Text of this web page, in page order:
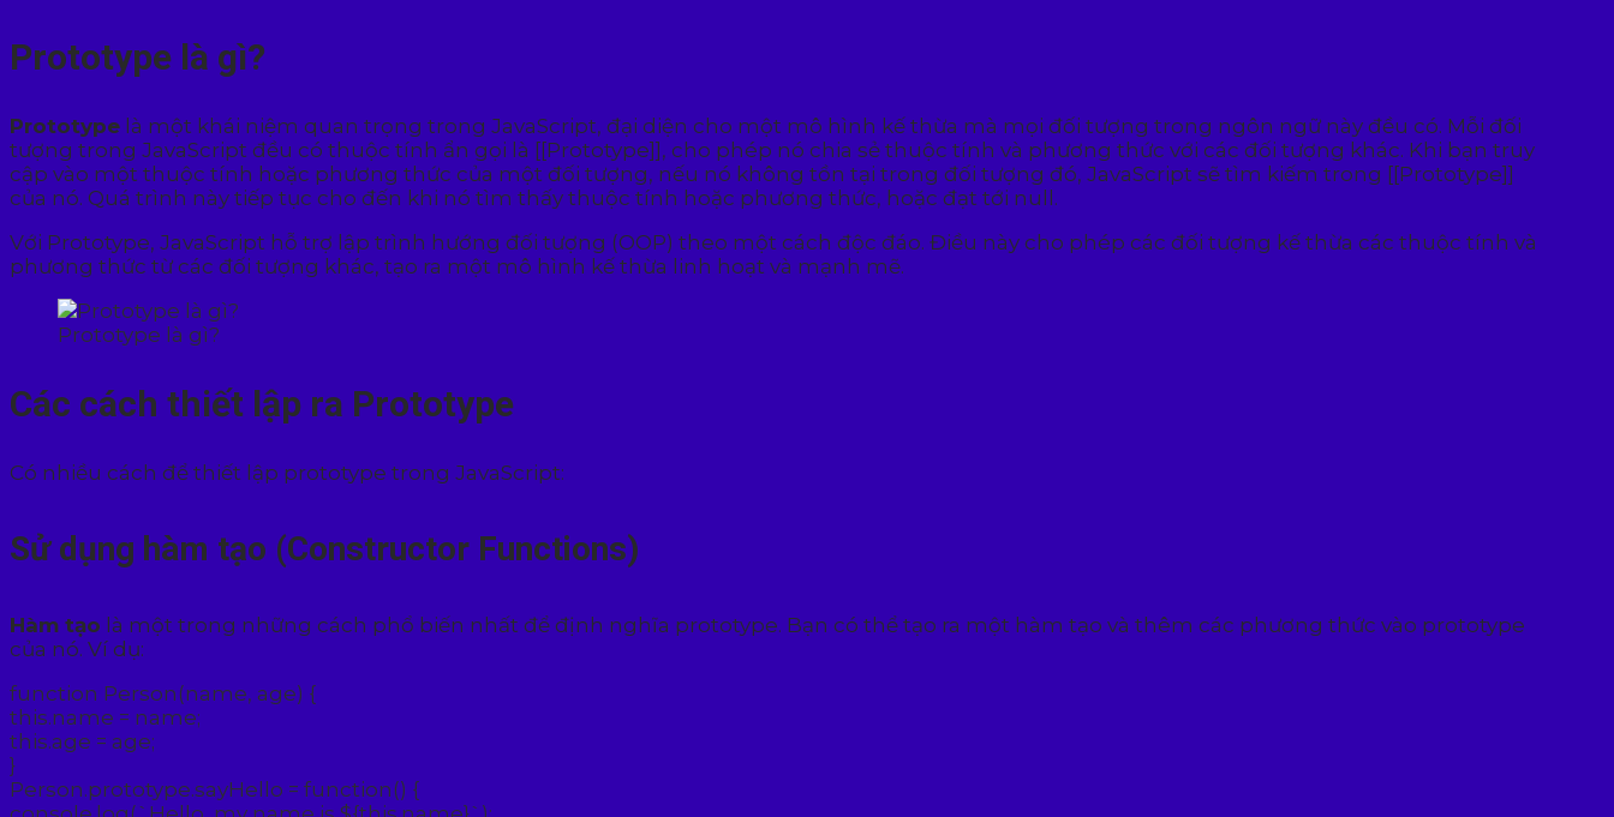
Prototype là gì?
Prototype là một khái niệm quan trọng trong JavaScript, đại diện cho một mô hình kế thừa mà mọi đối tượng trong ngôn ngữ này đều có. Mỗi đối
tượng trong JavaScript đều có thuộc tính ẩn gọi là [[Prototype]], cho phép nó chia sẻ thuộc tính và phương thức với các đối tượng khác. Khi bạn truy
cập vào một thuộc tính hoặc phương thức của một đối tượng, nếu nó không tồn tại trong đối tượng đó, JavaScript sẽ tìm kiếm trong [[Prototype]]
của nó. Quá trình này tiếp tục cho đến khi nó tìm thấy thuộc tính hoặc phương thức, hoặc đạt tới null.
Với Prototype, JavaScript hỗ trợ lập trình hướng đối tượng (OOP) theo một cách độc đáo. Điều này cho phép các đối tượng kế thừa các thuộc tính và
phương thức từ các đối tượng khác, tạo ra một mô hình kế thừa linh hoạt và mạnh mẽ.
Prototype là gì?
Các cách thiết lập ra Prototype
Có nhiều cách để thiết lập prototype trong JavaScript:
Sử dụng hàm tạo (Constructor Functions)
Hàm tạo là một trong những cách phổ biến nhất để định nghĩa prototype. Bạn có thể tạo ra một hàm tạo và thêm các phương thức vào prototype
của nó. Ví dụ:
function Person(name, age) {
this.name = name;
this.age = age;
}
Person.prototype.sayHello = function() {